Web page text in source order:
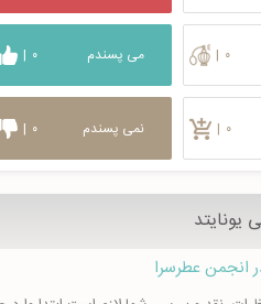
| ۰
| ۰
می پسندم | ۰
نمی پسندم | ۰
یونایتد
انجمن عطرسرا